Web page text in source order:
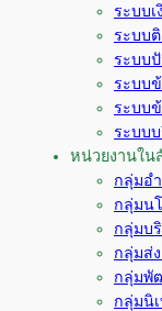
ระบบเ
ระบบ
ระบบ
ระบบข้
ระบบ
ระบบ
หน่วยงานใน
กลุ่มอ
กลุ่มน
กลุ่มบ
กลุ่มส่
กลุ่มพั
กลุ่มนิ